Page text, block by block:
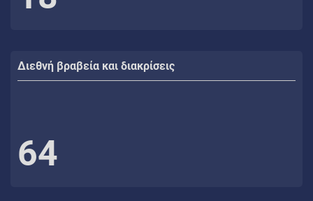
Διεθνή βραβεία και διακρίσεις
64